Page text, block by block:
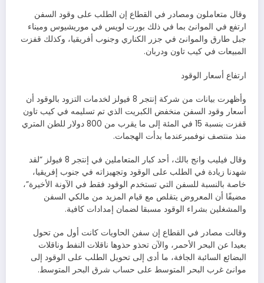
وقال متعاملون ومصادر في القطاع إن الطلب على وقود السفن
ارتفع في الموانئ بما في ذلك بورت لويس في موريشيوس وميناء
جبل طارق والموانئ في جزر الكناري وجنوب أفريقيا، وكذلك قفزت
المبيعات في كيب تاون ودربان.
ارتفاع أسعار الوقود
وأظهرت بيانات من شركة إنتجر 8 فيولز لخدمات التزود بالوقود أن
أسعار وقود السفن منخفض الكبريت الذي تم تسليمه في كيب تاون
قفزت بنسبة 15 في المئة إلى ما يقرب من 800 دولار للطن المتري
منذ منتصف نوفمبرعندما بدأت الهجمات.
وقال فيليب وانج بالك، أحد كبار المتعاملين في إنتجر 8 فيولز “لقد
شهدنا زيادة في الطلب على الوقود وتجهيزاته في جنوب إفريقيا،
خاصة بالنسبة للسفن التي تستخدم الوقود فقط في الآونة الأخيرة”،
مضيفًا أن المعروض يتقلص مع قيام المزيد من مالكي السفن
والمشغلين بشراء الوقود مسبقا لضمان إمدادات كافية.
وقالت مصادر في القطاع إن سفن الحاويات كانت أول من تحول
بعيدا عن البحر الأحمر، والآن تحذو حذوها ناقلات النفط وناقلات
البضائع السائبة الجافة، ما أدى إلى تحويل الطلب على الوقود إلى
موانئ غرب البحر المتوسط على حساب شرق البحر المتوسط.